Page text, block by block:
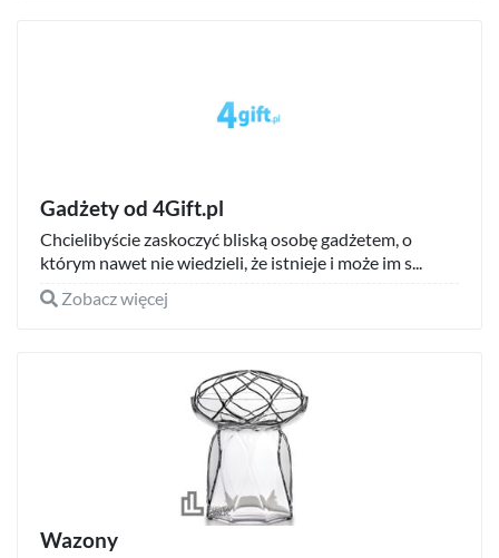
Gadżety od 4Gift.pl
Chcielibyście zaskoczyć bliską osobę gadżetem, o
którym nawet nie wiedzieli, że istnieje i może im s...
Zobacz więcej
Wazony